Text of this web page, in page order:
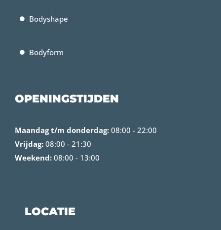
Bodyshape
Bodyform
OPENINGSTIJDEN
Maandag t/m donderdag: 08:00 - 22:00
Vrijdag: 08:00 - 21:30
Weekend: 08:00 - 13:00
LOCATIE